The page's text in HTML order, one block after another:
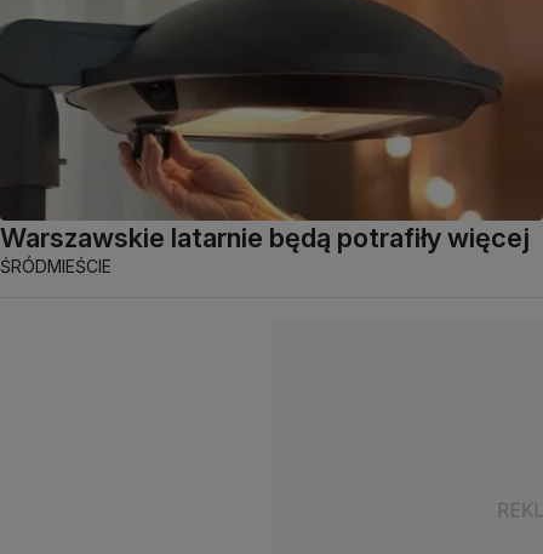
Warszawskie latarnie będą potrafiły więcej
ŚRÓDMIEŚCIE